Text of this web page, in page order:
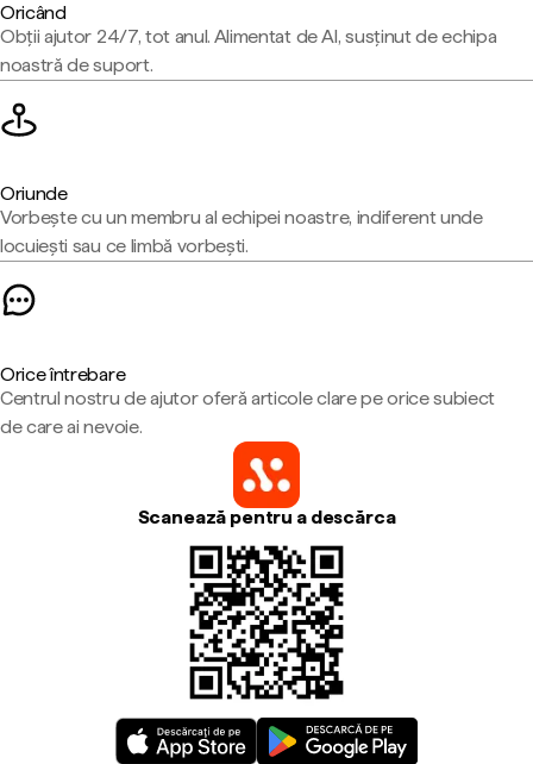
Oricând
Obții ajutor 24/7, tot anul. Alimentat de AI, susținut de echipa
noastră de suport.
Oriunde
Vorbește cu un membru al echipei noastre, indiferent unde
locuiești sau ce limbă vorbești.
Orice întrebare
Centrul nostru de ajutor oferă articole clare pe orice subiect
de care ai nevoie.
Scanează pentru a descărca